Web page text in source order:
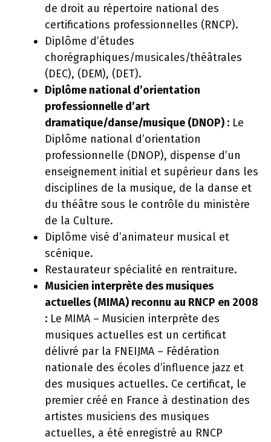
de droit au répertoire national des
certifications professionnelles (RNCP).
Diplôme d’études
chorégraphiques/musicales/théâtrales
(DEC), (DEM), (DET).
Diplôme national d’orientation
professionnelle d’art
dramatique/danse/musique (DNOP) : Le
Diplôme national d’orientation
professionnelle (DNOP), dispense d’un
enseignement initial et supérieur dans les
disciplines de la musique, de la danse et
du théâtre sous le contrôle du ministère
de la Culture.
Diplôme visé d’animateur musical et
scénique.
Restaurateur spécialité en rentraiture.
Musicien interprète des musiques
actuelles (MIMA) reconnu au RNCP en 2008
: Le MIMA – Musicien interprète des
musiques actuelles est un certificat
délivré par la FNEIJMA – Fédération
nationale des écoles d’influence jazz et
des musiques actuelles. Ce certificat, le
premier créé en France à destination des
artistes musiciens des musiques
actuelles, a été enregistré au RNCP